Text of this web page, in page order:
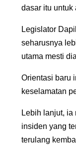
dasar itu untuk
Legislator
seharusnya
utama mesti
Orientasi baru
keselamatan
Lebih lanjut,
insiden yang
terulang